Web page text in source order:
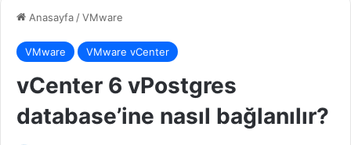
Anasayfa/VMware
VMware VMware vCenter
vCenter 6 vPostgres
database’ine nasıl bağlanılır?